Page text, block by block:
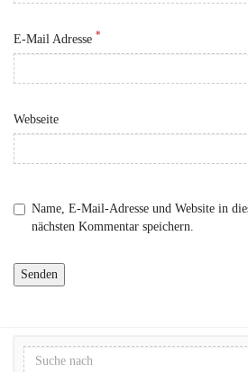
E-Mail Adresse *
Webseite
Name, E-Mail-Adresse und Website in
nächsten Kommentar speichern.